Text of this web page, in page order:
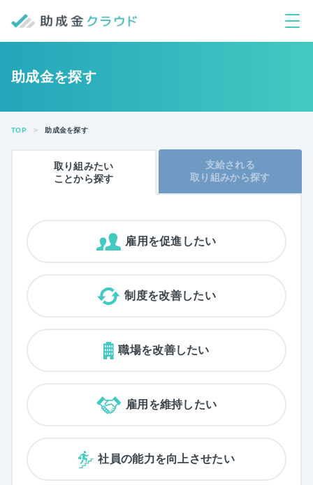
助成金を探す
TOP 助成金を探す
取り組みたい
ことから探す
支給される
取り組みから探す
雇用を促進したい
制度を改善したい
職場を改善したい
雇用を維持したい
社員の能力を向上させたい